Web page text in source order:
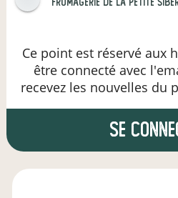
Ce point est réservé aux
être connecté avec
recevez les nouvelles du
se